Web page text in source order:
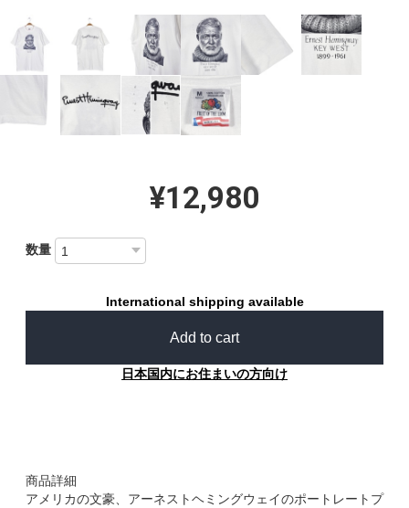
¥12,980
数量
International shipping available
Add to cart
日本国内にお住まいの方向け
商品詳細
アメリカの文豪、アーネストヘミングウェイのポートレートプ